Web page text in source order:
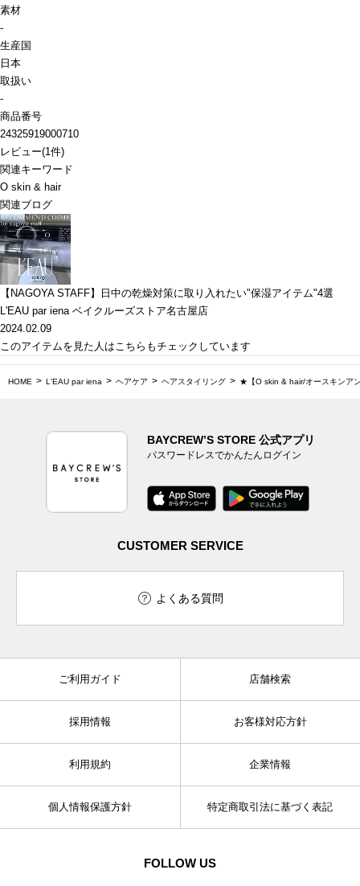
素材
-
生産国
日本
取扱い
-
商品番号
24325919000710
レビュー(1件)
関連キーワード
O skin & hair
関連ブログ
【NAGOYA STAFF】日中の乾燥対策に取り入れたい"保湿アイテム"4選
L'EAU par iena ベイクルーズストア名古屋店
2024.02.09
このアイテムを見た人はこちらもチェックしています
HOME L'EAU par iena ヘアケア ヘアスタイリング ★【O skin & hair/オースキンア
BAYCREW’S STORE 公式アプリ
パスワードレスでかんたんログイン
CUSTOMER SERVICE
よくある質問
ご利用ガイド 店舗検索
採用情報 お客様対応方針
利用規約 企業情報
個人情報保護方針 特定商取引法に基づく表記
FOLLOW US